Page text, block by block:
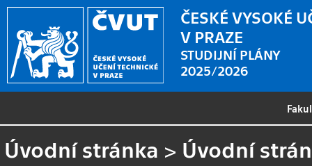
ČESKÉ VYSOKÉ
V PRAZE
STUDIJNÍ PLÁNY
2025/2026
Úvodní stránka > Úvodní